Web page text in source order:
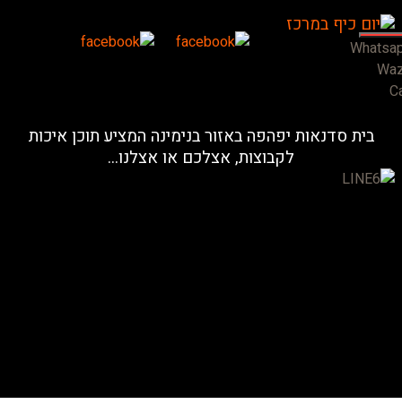
בית סדנאות יפהפה באזור בנימינה המציע תוכן איכות
לקבוצות, אצלכם או אצלנו...